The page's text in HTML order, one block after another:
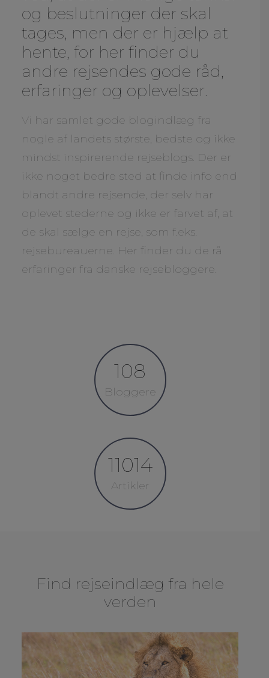
og beslutninger der skal
tages, men der er hjælp at
hente, for her finder du
andre rejsendes gode råd,
erfaringer og oplevelser.
Vi har samlet gode blogindlæg fra
nogle af landets største, bedste og ikke
mindst inspirerende rejseblogs. Der er
ikke noget bedre sted at finde info end
blandt andre rejsende, der selv har
oplevet stederne og ikke er farvet af, at
de skal sælge en rejse, som f.eks.
rejsebureauerne. Her finder du de rå
erfaringer fra danske rejsebloggere.
108
Bloggere
11014
Artikler
Find rejseindlæg fra hele
verden